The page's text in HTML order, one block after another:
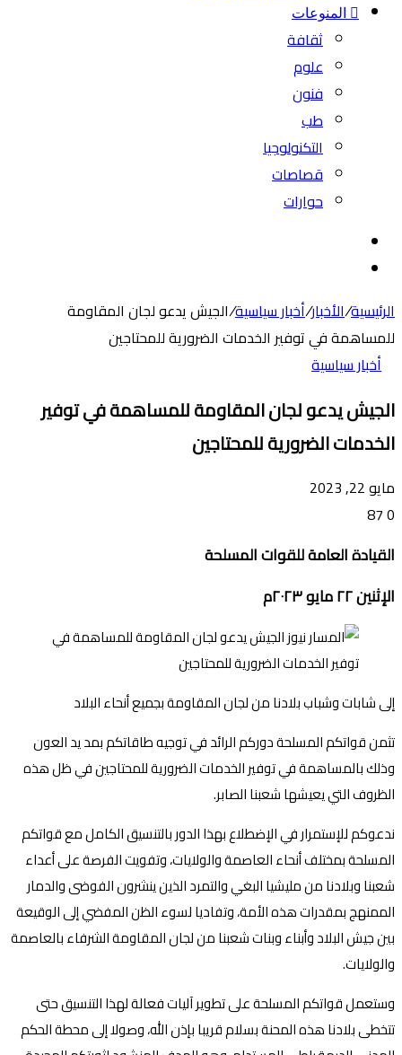
المنوعات
ثقافة
علوم
فنون
طب
التكنولوجيا
قصاصات
حوارات
الرئيسية/الأخبار/أخبار سياسية/الجيش يدعو لجان المقاومة
للمساهمة في توفير الخدمات الضرورية للمحتاجين
أخبار سياسية
الجيش يدعو لجان المقاومة للمساهمة في توفير
الخدمات الضرورية للمحتاجين
مايو 22, 2023
0
القيادة العامة للقوات المسلحة
الإثنين ٢٢ مايو ٢٠٢٣م
إلى شابات وشباب بلادنا من لجان المقاومة بجميع أنحاء البلاد
تثمن قواتكم المسلحة دوركم الرائد في توجيه طاقاتكم بمد يد العون
وذلك بالمساهمة في توفير الخدمات الضرورية للمحتاجين في ظل هذه
الظروف التي يعيشها شعبنا الصابر.
ندعوكم للإستمرار في الإضطلاع بهذا الدور بالتنسيق الكامل مع قواتكم
المسلحة بمختلف أنحاء العاصمة والولايات، وتفويت الفرصة على أعداء
شعبنا وبلادنا من مليشيا البغي والتمرد الذين ينشرون الفوضى والدمار
الممنهج بمقدرات هذه الأمة، وتفاديا لسوء الظن المفضي إلى الوقيعة
بين جيش البلاد وأبناء وبنات شعبنا من لجان المقاومة الشرفاء بالعاصمة
والولايات.
وستعمل قواتكم المسلحة على تطوير آليات فعالة لهذا التنسيق حتى
تتخطى بلادنا هذه المحنة بسلام قريبا بإذن الله، وصولا إلى محطة الحكم